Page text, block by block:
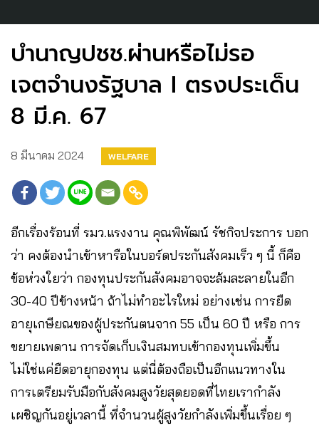
บำนาญปชช.ผ่านหรือไม่รอ
เจตจำนงรัฐบาล I ตรงประเด็น
8 มี.ค. 67
8 มีนาคม 2024 WELFARE
อีกเรื่องร้อนที่ รมว.แรงงาน คุณพิพัฒน์ รัชกิจประการ บอก
ว่า คงต้องนำเข้าหารือในบอร์ดประกันสังคมเร็ว ๆ นี้ ก็คือ
ข้อห่วงใยว่า กองทุนประกันสังคมอาจจะล้มละลายในอีก
30-40 ปีข้างหน้า ถ้าไม่ทำอะไรใหม่ อย่างเช่น การยืด
อายุเกษียณของผู้ประกันตนจาก 55 เป็น 60 ปี หรือ การ
ขยายเพดาน การจัดเก็บเงินสมทบเข้ากองทุนเพิ่มขึ้น
ไม่ใช่แค่ยืดอายุกองทุน แต่นี่ต้องถือเป็นอีกแนวทางใน
การเตรียมรับมือกับสังคมสูงวัยสุดยอดที่ไทยเรากำลัง
เผชิญกันอยู่เวลานี้ ที่จำนวนผู้สูงวัยกำลังเพิ่มขึ้นเรื่อย ๆ